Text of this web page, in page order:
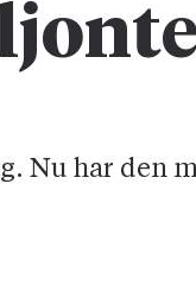
Nu har den